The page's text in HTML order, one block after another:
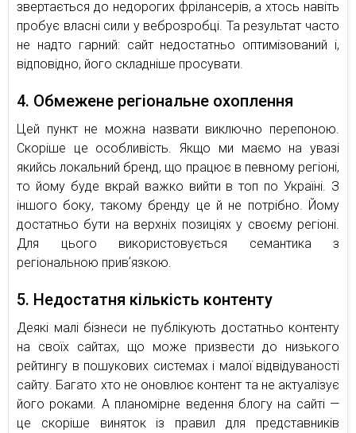
звертається до недорогих фрілансерів, а хтось навіть
пробує власні сили у веброзробці. Та результат часто
не надто гарний: сайт недостатньо оптимізований і,
відповідно, його складніше просувати.
4. Обмежене регіональне охоплення
Цей пункт не можна назвати виключно перепоною.
Скоріше це особливість. Якщо ми маємо на увазі
якийсь локальний бренд, що працює в певному регіоні,
то йому буде вкрай важко вийти в топ по Україні. З
іншого боку, такому бренду це й не потрібно. Йому
достатньо бути на верхніх позиціях у своєму регіоні.
Для цього використовується семантика з
регіональною привʼязкою.
5. Недостатня кількість контенту
Деякі малі бізнеси не публікують достатньо контенту
на своїх сайтах, що може призвести до низького
рейтингу в пошукових системах і малої відвідуваності
сайту. Багато хто не оновлює контент та не актуалізує
його роками. А планомірне ведення блогу на сайті —
це скоріше виняток із правил для представників